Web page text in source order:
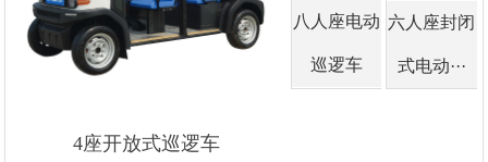
4座开放式巡逻车
八人座电动
巡逻车
六人座封闭
式电动···